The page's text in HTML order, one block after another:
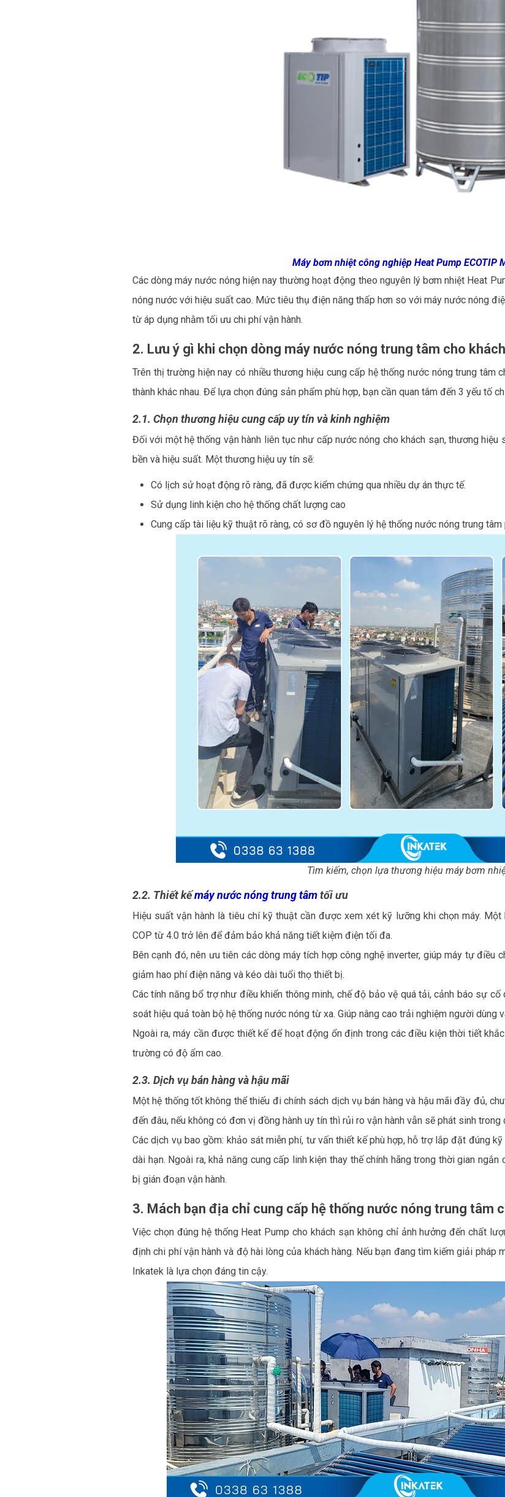
Máy bơm nhiệt công nghiệp Heat Pump ECOTIP
Các dòng máy nước nóng hiện nay thường hoạt động theo nguyên lý bơm nhiệt Heat
nóng nước với hiệu suất cao. Mức tiêu thụ điện năng thấp hơn so với máy nước nóng
từ áp dụng nhằm tối ưu chi phí vận hành.
2. Lưu ý gì khi chọn dòng máy nước nóng trung tâm cho
Trên thị trường hiện nay có nhiều thương hiệu cung cấp hệ thống nước nóng trung tâm
thành khác nhau. Để lựa chọn đúng sản phẩm phù hợp, bạn cần quan tâm đến 3 yếu tố
2.1. Chọn thương hiệu cung cấp uy tín và kinh nghiệm
Đối với một hệ thống vận hành liên tục như cấp nước nóng cho khách sạn, thương
bền và hiệu suất. Một thương hiệu uy tín sẽ:
Có lịch sử hoạt động rõ ràng, đã được kiểm chứng qua nhiều dự án thực tế.
Sử dụng linh kiện cho hệ thống chất lượng cao
Cung cấp tài liệu kỹ thuật rõ ràng, có sơ đồ nguyên lý hệ thống nước nóng trung
Tìm kiếm, chọn lựa thương hiệu máy bơm
2.2. Thiết kếmáy nước nóng trung tâmtối ưu
Hiệu suất vận hành là tiêu chí kỹ thuật cần được xem xét kỹ lưỡng khi chọn máy.
COP từ 4.0 trở lên để đảm bảo khả năng tiết kiệm điện tối đa.
Bên cạnh đó, nên ưu tiên các dòng máy tích hợp công nghệ inverter, giúp máy tự điều
giảm hao phí điện năng và kéo dài tuổi thọ thiết bị.
Các tính năng bổ trợ như điều khiển thông minh, chế độ bảo vệ quá tải, cảnh báo sự
soát hiệu quả toàn bộ hệ thống nước nóng từ xa. Giúp nâng cao trải nghiệm người dùng
Ngoài ra, máy cần được thiết kế để hoạt động ổn định trong các điều kiện thời tiết
trường có độ ẩm cao.
2.3. Dịch vụ bán hàng và hậu mãi
Một hệ thống tốt không thể thiếu đi chính sách dịch vụ bán hàng và hậu mãi đầy đủ,
đến đâu, nếu không có đơn vị đồng hành uy tín thì rủi ro vận hành vẫn sẽ phát sinh trong
Các dịch vụ bao gồm: khảo sát miễn phí, tư vấn thiết kế phù hợp, hỗ trợ lắp đặt đúng
dài hạn. Ngoài ra, khả năng cung cấp linh kiện thay thế chính hãng trong thời gian
bị gián đoạn vận hành.
3. Mách bạn địa chỉ cung cấp hệ thống nước nóng trung tâm
Việc chọn đúng hệ thống Heat Pump cho khách sạn không chỉ ảnh hưởng đến chất
định chi phí vận hành và độ hài lòng của khách hàng. Nếu bạn đang tìm kiếm giải pháp
Inkatek là lựa chọn đáng tin cậy.